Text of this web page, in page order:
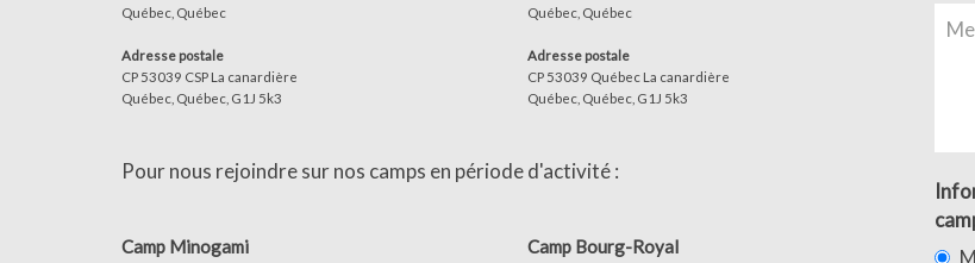
Québec, Québec
Adresse postale
CP 53039 CSP La canardière
Québec, Québec, G1J 5k3
Québec, Québec
Adresse postale
CP 53039 Québec La canardière
Québec, Québec, G1J 5k3
Pour nous rejoindre sur nos camps en période d'activité :
Camp Minogami Camp Bourg-Royal